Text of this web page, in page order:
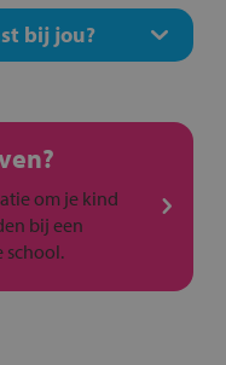
bij jou?
om je kind
bij een
school.